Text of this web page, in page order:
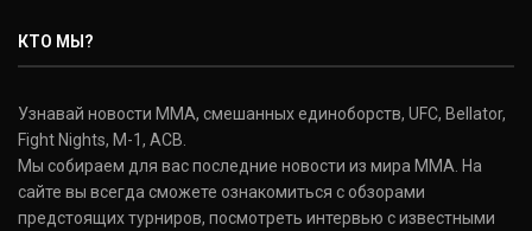
КТО МЫ?
Узнавай новости ММА, смешанных единоборств, UFC, Bellator,
Fight Nights, M-1, ACB.
Мы собираем для вас последние новости из мира ММА. На
сайте вы всегда сможете ознакомиться с обзорами
предстоящих турниров, посмотреть интервью с известными